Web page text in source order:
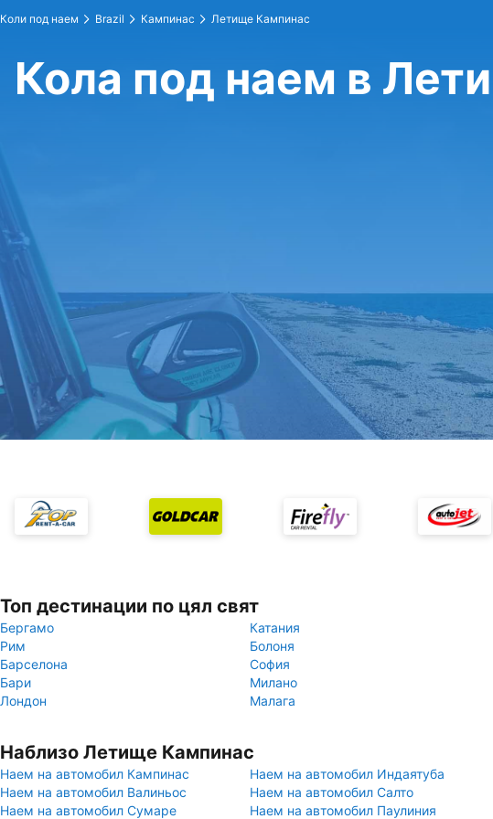
Коли под наем Brazil Кампинас Летище Кампинас
Кола под наем в
Топ дестинации по цял свят
Бергамо
Катания
Рим
Болоня
Барселона
София
Бари
Милано
Лондон
Малага
Наблизо Летище Кампинас
Наем на автомобил Кампинас
Наем на автомобил Индаятуба
Наем на автомобил Валиньос
Наем на автомобил Салто
Наем на автомобил Сумаре
Наем на автомобил Паулиния